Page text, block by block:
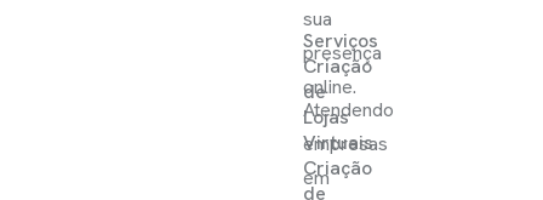
Serviços
Criação
de
Lojas
Virtuais
Criação
de
sua
presença
online.
Atendendo
empresas
em